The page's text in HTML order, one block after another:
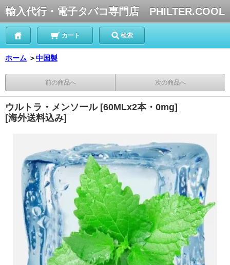
輸入代行・電子タバコ専門店 PHILTER.COOL
カート 検索
ホーム ＞中国製
前の商品へ 次の商品へ
ウルトラ・メンソール [60MLx2本・0mg]
[海外送料込み]